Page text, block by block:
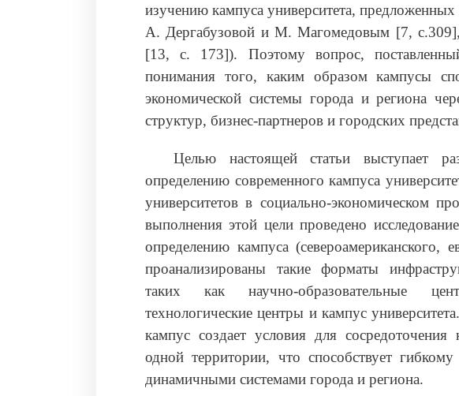
изучению кампуса университета,
А. Дергабузовой и М. Магомедовым [7,
[13, c. 173]). Поэтому вопрос,
понимания того, каким образом кампусы
экономической системы города и региона
структур, бизнес-партнеров и городских
Целью настоящей статьи выступает
определению современного кампуса
университетов в социально-экономическом
выполнения этой цели проведено
определению кампуса (североамериканского,
проанализированы такие форматы
таких как научно-образовательные
технологические центры и кампус
кампус создает условия для
одной территории, что способствует
динамичными системами города и региона.